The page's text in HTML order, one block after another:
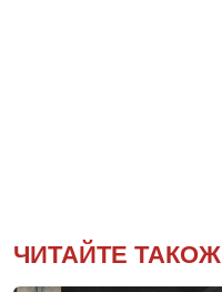
ЧИТАЙТЕ ТАКОЖ